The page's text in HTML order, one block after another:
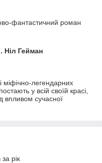
фантастичний роман
Ніл Гейман
міфічно-легендарних
у всій своїй красі,
впливом сучасної
рік